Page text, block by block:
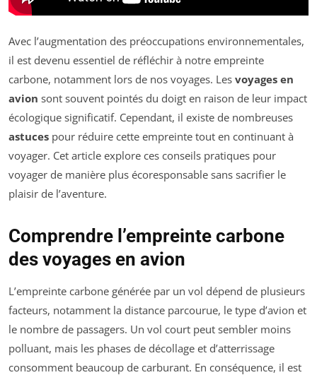
Avec l’augmentation des préoccupations environnementales,
il est devenu essentiel de réfléchir à notre empreinte
carbone, notamment lors de nos voyages. Les voyages en
avion sont souvent pointés du doigt en raison de leur impact
écologique significatif. Cependant, il existe de nombreuses
astuces pour réduire cette empreinte tout en continuant à
voyager. Cet article explore ces conseils pratiques pour
voyager de manière plus écoresponsable sans sacrifier le
plaisir de l’aventure.
Comprendre l’empreinte carbone
des voyages en avion
L’empreinte carbone générée par un vol dépend de plusieurs
facteurs, notamment la distance parcourue, le type d’avion et
le nombre de passagers. Un vol court peut sembler moins
polluant, mais les phases de décollage et d’atterrissage
consomment beaucoup de carburant. En conséquence, il est